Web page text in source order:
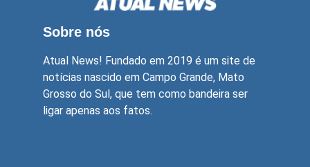
Sobre nós
Atual News! Fundado em 2019 é um site de
notícias nascido em Campo Grande, Mato
Grosso do Sul, que tem como bandeira ser
ligar apenas aos fatos.